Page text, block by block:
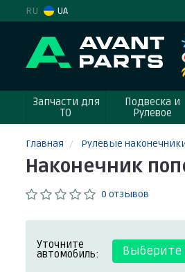
RU UA
Запчасти для
ТО
Подвеска и
Рулевое
Главная Рулевые
Наконечник
0 отзывов
Уточните
автомобиль: Выберите